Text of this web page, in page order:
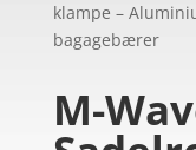
klampe –
bagagebærer
M-